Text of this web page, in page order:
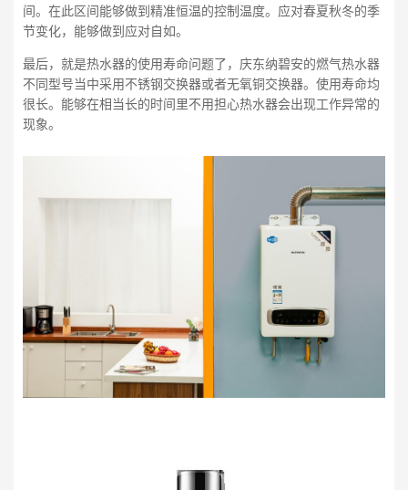
间。在此区间能够做到精准恒温的控制温度。应对春夏秋冬的季
节变化，能够做到应对自如。
最后，就是热水器的使用寿命问题了，庆东纳碧安的燃气热水器
不同型号当中采用不锈钢交换器或者无氧铜交换器。使用寿命均
很长。能够在相当长的时间里不用担心热水器会出现工作异常的
现象。